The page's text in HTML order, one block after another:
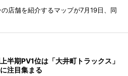
店舗を紹介するマップが7月19日、同
半期PV1位は「大井町トラックス」
注目集まる